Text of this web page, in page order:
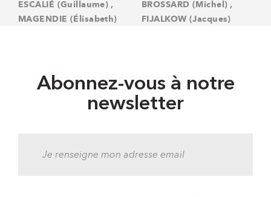
ESCALIÉ (Guillaume) ,
MAGENDIE (Élisabeth)
BROSSARD (Michel) ,
FIJALKOW (Jacques)
Abonnez-vous à notre
newsletter